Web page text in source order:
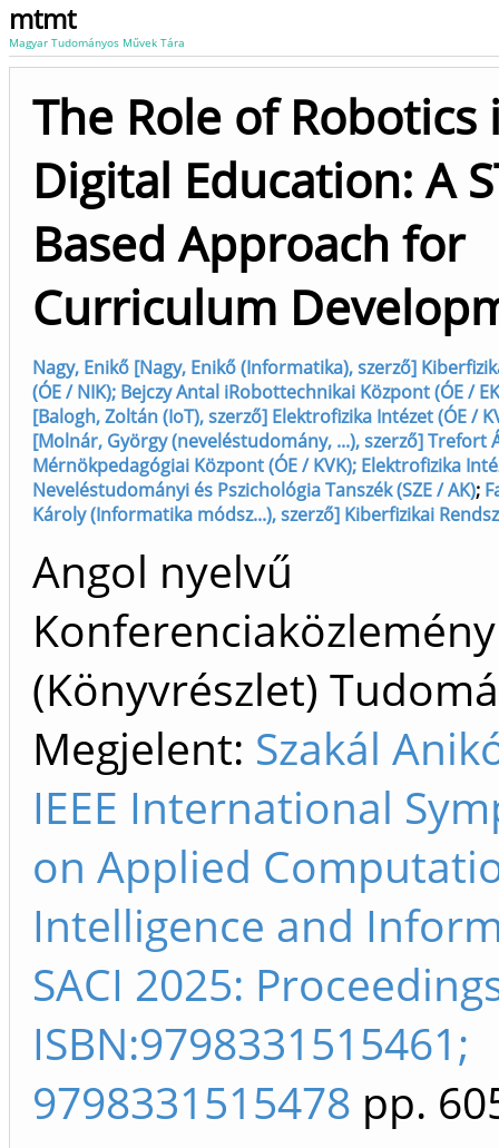
mtmt
Magyar Tudományos Művek Tára
The Role of Robotics
Digital Education: A
Based Approach for
Curriculum
Nagy, Enikő [Nagy, Enikő (Informatika), szerző]
(ÓE / NIK); Bejczy Antal iRobottechnikai Központ (ÓE /
[Balogh, Zoltán (IoT), szerző] Elektrofizika Intézet (ÓE /
[Molnár, György (neveléstudomány, ...), szerző] Trefort
Mérnökpedagógiai Központ (ÓE / KVK); Elektrofizika
Neveléstudományi és Pszichológia Tanszék (SZE / AK);
Károly (Informatika módsz...), szerző] Kiberfizikai
Angol nyelvű
Konferenciaközlemény
(Könyvrészlet)
Megjelent: Szakál
IEEE International
on Applied
Intelligence and
SACI 2025:
ISBN:9798331515461;
9798331515478 pp.